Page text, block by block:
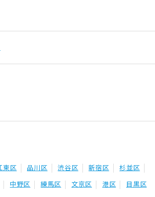
東区 品川区 渋谷区 新宿区 杉並区
中野区 練馬区 文京区 港区 目黒区